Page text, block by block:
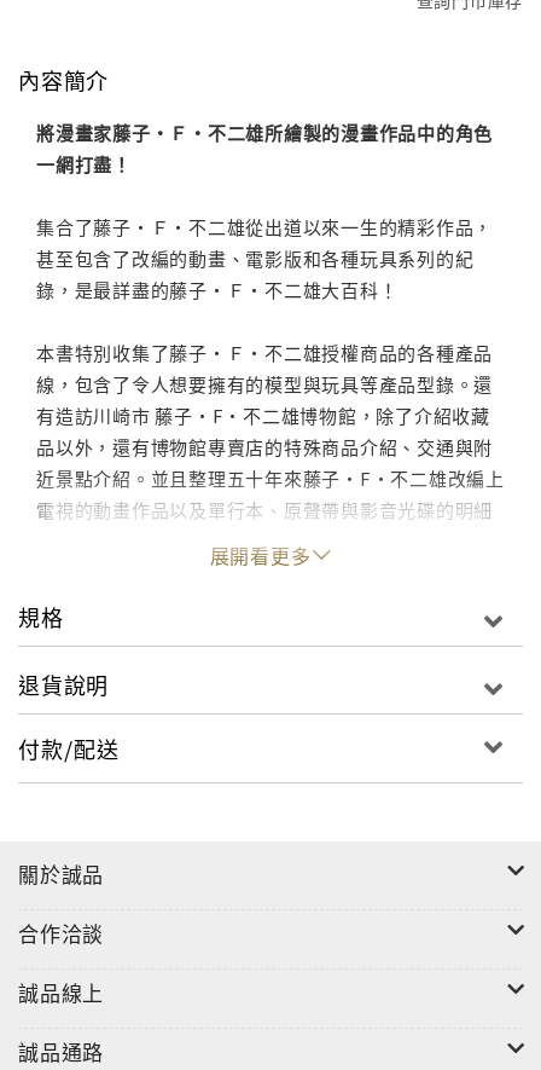
內容簡介
將漫畫家藤子・Ｆ・不二雄所繪製的漫畫作品中的角色
一網打盡！
集合了藤子・Ｆ・不二雄從出道以來一生的精彩作品，
甚至包含了改編的動畫、電影版和各種玩具系列的紀
錄，是最詳盡的藤子・Ｆ・不二雄大百科！
本書特別收集了藤子・Ｆ・不二雄授權商品的各種產品
線，包含了令人想要擁有的模型與玩具等產品型錄。還
有造訪川崎市 藤子・F・不二雄博物館，除了介紹收藏
品以外，還有博物館專賣店的特殊商品介紹、交通與附
近景點介紹。並且整理五十年來藤子・F・不二雄改編上
電視的動畫作品以及單行本、原聲帶與影音光碟的明細
和特色！是喜愛藤子・F・不二雄的讀者最值得收藏的角
藤子・Ｆ・不二雄作品のキャラクターグッズがこの１
最新アイテムからなつかしのおもちゃまで、Ｆキャラ
展開看更多
規格
退貨說明
付款/配送
關於誠品
合作洽談
誠品線上
誠品通路